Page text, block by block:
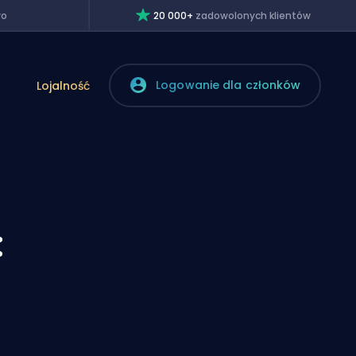
20 000+ zadowolonych klientów
Lojalność Logowanie dla członków